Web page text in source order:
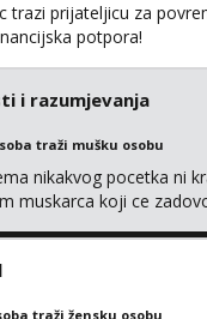
trazi prijateljicu za
potpora!
i razumjevanja
traži mušku osobu
nikakvog pocetka ni
muskarca koji ce
traži žensku osobu